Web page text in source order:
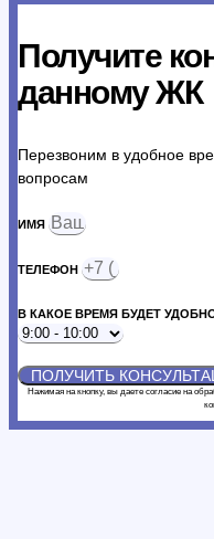
Получите
данному ЖК
Перезвоним в удобное
вопросам
ИМЯ
ТЕЛЕФОН
В КАКОЕ ВРЕМЯ БУДЕТ
ПОЛУЧИТЬ
Нажимая на кнопку, вы даете согласие на